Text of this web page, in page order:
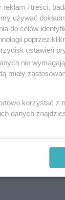
zainteresują
i treści,
używać
do celów
poprzez
ustawień
nie
miały
korzystać z
danych